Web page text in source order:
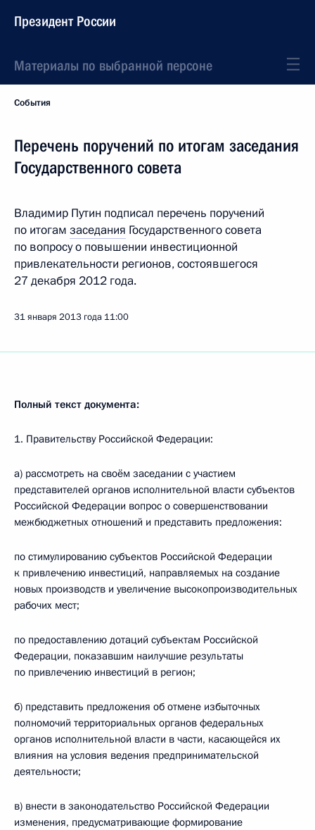
Президент России
Материалы по выбранной персоне
События
Перечень поручений по итогам заседания
Государственного совета
Владимир Путин подписал перечень поручений
по итогам заседания Государственного совета
по вопросу о повышении инвестиционной
привлекательности регионов, состоявшегося
27 декабря 2012 года.
31 января 2013 года 11:00
Полный текст документа:
1. Правительству Российской Федерации:
а) рассмотреть на своём заседании с участием
представителей органов исполнительной власти субъектов
Российской Федерации вопрос о совершенствовании
межбюджетных отношений и представить предложения:
по стимулированию субъектов Российской Федерации
к привлечению инвестиций, направляемых на создание
новых производств и увеличение высокопроизводительных
рабочих мест;
по предоставлению дотаций субъектам Российской
Федерации, показавшим наилучшие результаты
по привлечению инвестиций в регион;
б) представить предложения об отмене избыточных
полномочий территориальных органов федеральных
органов исполнительной власти в части, касающейся их
влияния на условия ведения предпринимательской
деятельности;
в) внести в законодательство Российской Федерации
изменения, предусматривающие формирование